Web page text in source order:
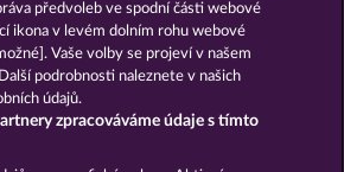
Prohlášení o ochraně údajů
Společnost Časté dotazy
program Facebook
předvoleb ve spodní části webové
ikona v levém dolním rohu webové
Vaše volby se projeví v našem
podrobnosti naleznete v našich
údajů.
zpracováváme údaje s tímto